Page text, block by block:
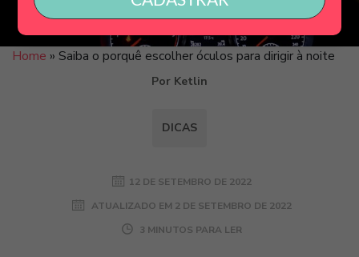
Home » Saiba o porquê escolher óculos para dirigir à noite
Por Ketlin
DICAS
12 DE SETEMBRO DE 2022
ATUALIZADO EM 2 DE SETEMBRO DE 2022
3 MINUTOS PARA LER